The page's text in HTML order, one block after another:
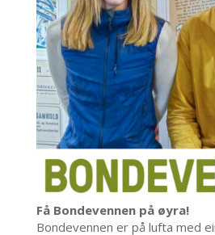
Få Bondevennen på øyra!
Bondevennen er på lufta med